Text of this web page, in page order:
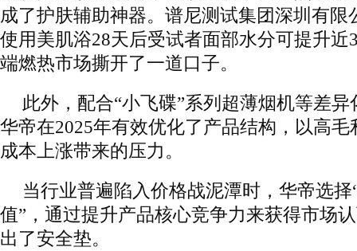
成了护肤辅助神器。谱尼测试集团深圳有限
使用美肌浴28天后受试者面部水分可提升近
端燃热市场撕开了一道口子。
此外，配合“小飞碟”系列超薄烟机等差
华帝在2025年有效优化了产品结构，以高
成本上涨带来的压力。
当行业普遍陷入价格战泥潭时，华帝选
值”，通过提升产品核心竞争力来获得市场
出了安全垫。